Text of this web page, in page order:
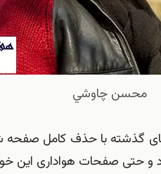
محسن چاوشي
گذشته با حذف کامل
و حتی صفحات هواداری این